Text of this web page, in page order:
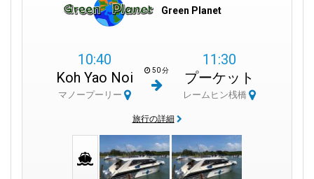
Green Planet
10:40
Koh Yao Noi
マノープーリー
50 分
11:30
プーケット
レームヒン桟橋
旅行の詳細